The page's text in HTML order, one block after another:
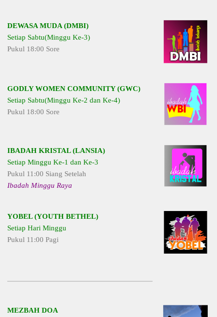
DEWASA MUDA (DMBI)
Setiap Sabtu(Minggu Ke-3)
Pukul 18:00 Sore
GODLY WOMEN COMMUNITY (GWC)
Setiap Sabtu(Minggu Ke-2 dan Ke-4)
Pukul 18:00 Sore
IBADAH KRISTAL (LANSIA)
Setiap Minggu Ke-1 dan Ke-3
Pukul 11:00 Siang Setelah
Ibadah Minggu Raya
YOBEL (YOUTH BETHEL)
Setiap Hari Minggu
Pukul 11:00 Pagi
MEZBAH DOA